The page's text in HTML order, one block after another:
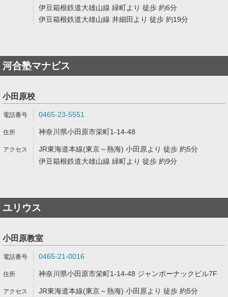
伊豆箱根鉄道大雄山線 緑町より 徒歩 約6分
伊豆箱根鉄道大雄山線 井細田より 徒歩 約19分
河合塾マナビス
小田原校
0465-23-5551
神奈川県小田原市栄町1-14-48
JR東海道本線(東京～熱海) 小田原より 徒歩 約5分
伊豆箱根鉄道大雄山線 緑町より 徒歩 約9分
ユリウス
小田原教室
0465-21-0016
神奈川県小田原市栄町1-14-48 ジャンボーナックビル7F
JR東海道本線(東京～熱海) 小田原より 徒歩 約5分